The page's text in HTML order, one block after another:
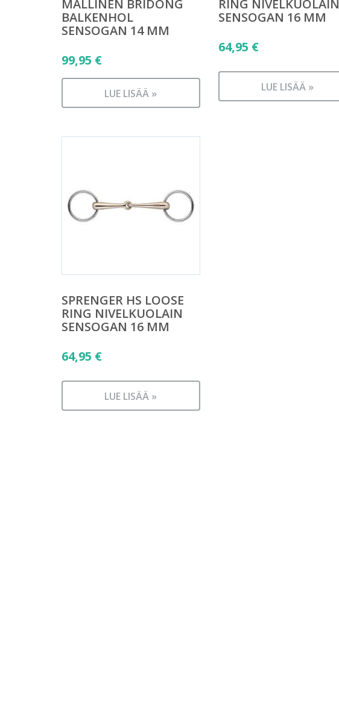
MALLINEN BRIDONG
BALKENHOL
SENSOGAN 14 MM
99,95 €
LUE LISÄÄ »
RING NIVELKUOLAIN
SENSOGAN 16 MM
64,95 €
LUE LISÄÄ »
SPRENGER HS LOOSE
RING NIVELKUOLAIN
SENSOGAN 16 MM
64,95 €
LUE LISÄÄ »